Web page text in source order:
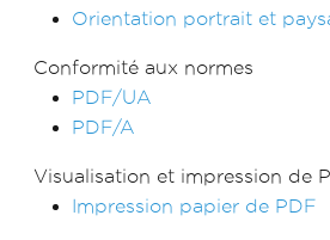
Orientation portrait et
Conformité aux normes
PDF/UA
PDF/A
Visualisation et impression de
Impression papier de PDF